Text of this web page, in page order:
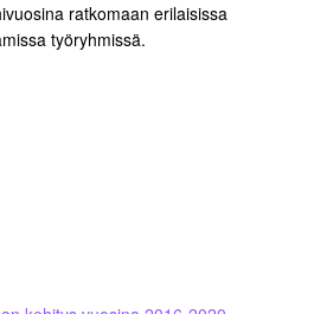
ratkomaan erilaisissa
työryhmissä.